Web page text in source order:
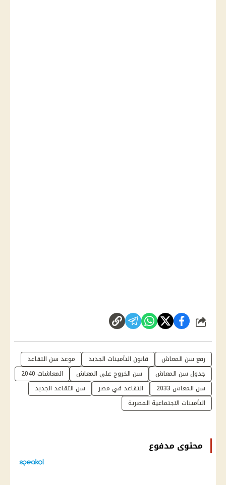
شارك
رفع سن المعاش قانون التأمينات الجديد
موعد سن التقاعد
جدول سن المعاش
سن الخروج على المعاش
المعاشات 2040
سن المعاش 2033
التقاعد في مصر
سن التقاعد الجديد
التأمينات الاجتماعية المصرية
محتوى مدفوع